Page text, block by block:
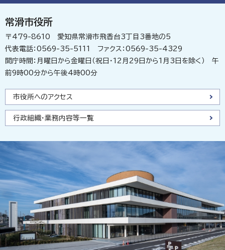
常滑市役所
〒479-8610 愛知県常滑市飛香台3丁目3番地の5
代表電話：0569-35-5111 ファクス：0569-35-4329
開庁時間：月曜日から金曜日（祝日・12月29日から1月3日を除く） 午
前9時00分から午後4時00分
市役所へのアクセス
行政組織・業務内容等一覧